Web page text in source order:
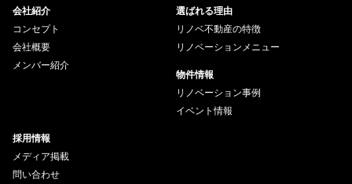
会社紹介
コンセプト
会社概要
メンバー紹介
選ばれる理由
リノベ不動産の特徴
リノベーションメニュー
物件情報
リノベーション事例
イベント情報
採用情報
メディア掲載
問い合わせ